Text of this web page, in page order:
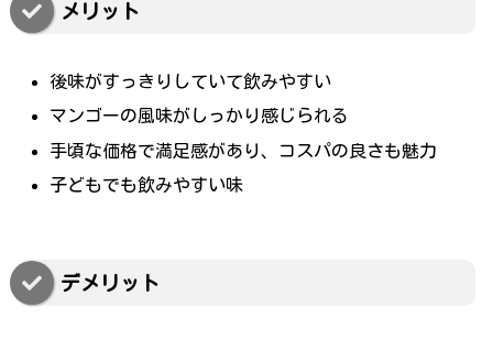
メリット
後味がすっきりしていて飲みやすい
マンゴーの風味がしっかり感じられる
手頃な価格で満足感があり、コスパの良さも魅力
子どもでも飲みやすい味
デメリット